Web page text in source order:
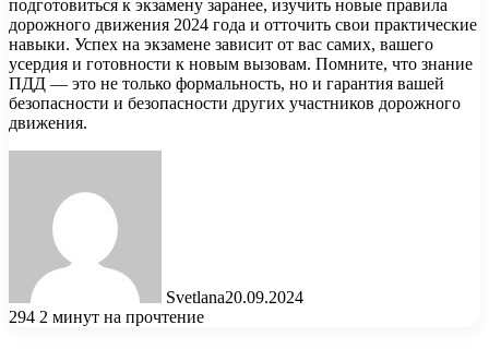
подготовиться к экзамену заранее, изучить новые правила
дорожного движения 2024 года и отточить свои практические
навыки. Успех на экзамене зависит от вас самих, вашего
усердия и готовности к новым вызовам. Помните, что знание
ПДД — это не только формальность, но и гарантия вашей
безопасности и безопасности других участников дорожного
движения.
Svetlana20.09.2024
294 2 минут на прочтение